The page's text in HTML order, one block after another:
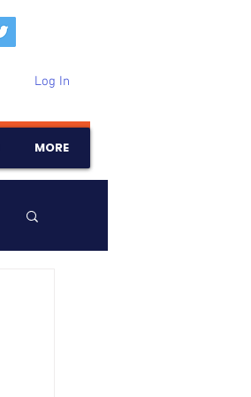
Log In
MORE